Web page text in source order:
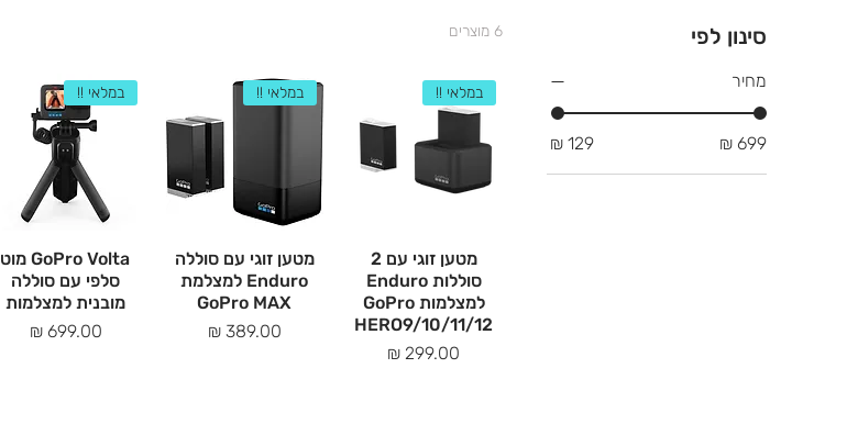
סינון לפי
מחיר
‏129 ‏₪ ‏699 ‏₪
6 מוצרים
במלאי !!
מטען זוגי עם 2
סוללות Enduro
למצלמות GoPro
HERO9/10/11/12
מחיר
במלאי !!
מטען זוגי עם סוללה
Enduro למצלמת
GoPro MAX
מחיר
במלאי !!
GoPro Volta מוט
סלפי עם סוללה
מובנית למצלמות
מחיר